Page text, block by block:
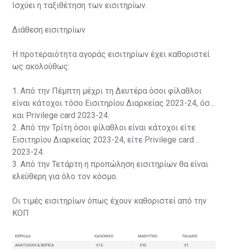
Ισχύει η ταξιθέτηση των εισιτηρίων.
Διάθεση εισιτηρίων
Η προτεραιότητα αγοράς εισιτηρίων έχει καθοριστεί
ως ακολούθως:
1. Από την Πέμπτη μέχρι τη Δευτέρα όσοι φίλαθλοι
είναι κάτοχοι τόσο Εισιτηρίου Διαρκείας 2023-24, όσο
και Privilege card 2023-24.
2. Από την Τρίτη όσοι φίλαθλοι είναι κάτοχοι είτε
Εισιτηρίου Διαρκείας 2023-24, είτε Privilege card
2023-24.
3. Από την Τετάρτη η προπώληση εισιτηρίων θα είναι
ελεύθερη για όλο τον κόσμο.
Οι τιμές εισιτηρίων όπως έχουν καθοριστεί από την
ΚΟΠ